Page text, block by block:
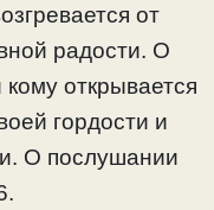
от
радости. О
открывается
гордости и
О послушании